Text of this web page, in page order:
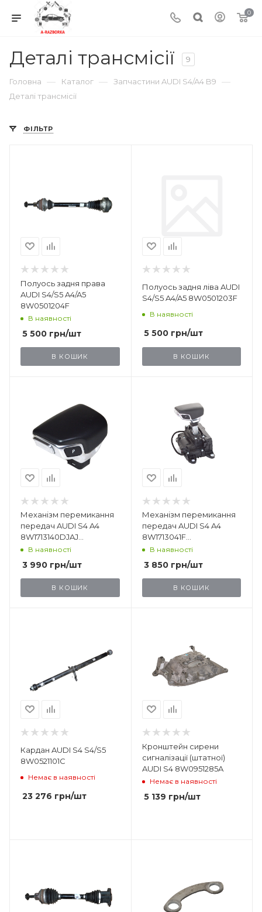
0
Деталі трансмісії 9
Головна — Каталог — Запчастини AUDI S4/A4 B9 —
Деталі трансмісії
ФІЛЬТР
Полуось задня права
AUDI S4/S5 A4/A5
8W0501204F
В наявності
5 500 грн/шт
В КОШИК
Полуось задня ліва AUDI
S4/S5 A4/A5 8W0501203F
В наявності
5 500грн/шт
В КОШИК
Механізм перемикання
передач AUDI S4 A4
8W1713140DJAJ
4M1713139F1KT
В наявності
3 990 грн/шт
В КОШИК
Механізм перемикання
передач AUDI S4 A4
8W1713041F
8W1713140DJAJ
4M1713139F1KT
В наявності
3 850грн/шт
В КОШИК
Кардан AUDI S4 S4/S5
8W0521101C
Немає в наявності
23 276 грн/шт
Кронштейн сирени
сигналізації (штатної)
AUDI S4 8W0951285A
Немає в наявності
5 139 грн/шт